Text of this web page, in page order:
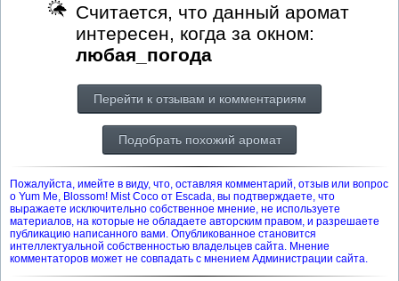
Считается, что данный аромат
интересен, когда за окном:
любая_погода
Перейти к отзывам и комментариям
Подобрать похожий аромат
Пожалуйста, имейте в виду, что, оставляя комментарий, отзыв или вопрос
о Yum Me, Blossom! Mist Coco от Escada, вы подтверждаете, что
выражаете исключительно собственное мнение, не используете
материалов, на которые не обладаете авторским правом, и разрешаете
публикацию написанного вами. Опубликованное становится
интеллектуальной собственностью владельцев сайта. Мнение
комментаторов может не совпадать с мнением Администрации сайта.